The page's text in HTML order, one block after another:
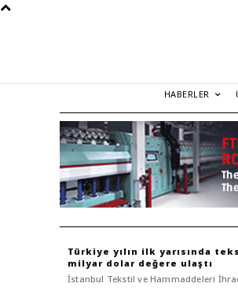
HABERLER
Türkiye yılın ilk yarısında
milyar dolar değere ulaştı
İstanbul Tekstil ve Hammaddeleri